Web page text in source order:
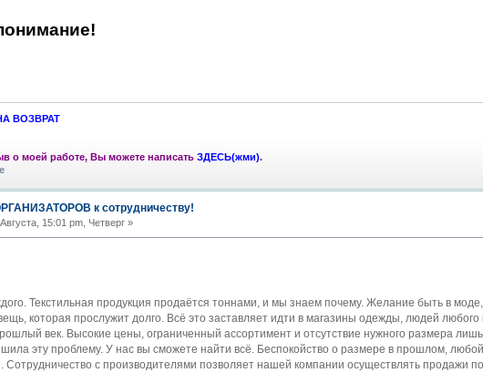
ВОЗВРАТ
о моей работе, Вы можете написать ЗДЕСЬ(жми).
к сотрудничеству!
15:01 pm, Четверг »
Текстильная продукция продаётся тоннами, и мы знаем почему. Желание быть в
которая прослужит долго. Всё это заставляет идти в магазины одежды, людей любого
век. Высокие цены, ограниченный ассортимент и отсутствие нужного размера
эту проблему. У нас вы сможете найти всё. Беспокойство о размере в прошлом,
Сотрудничество с производителями позволяет нашей компании осуществлять продажи